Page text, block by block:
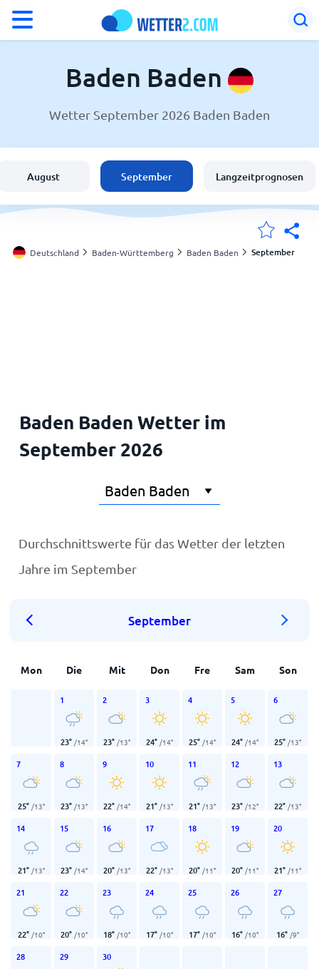
Wetter in Baden Baden
Schweiz
Österreich
Baden Baden
Wetter September 2026 Baden Baden
August September Langzeitprognosen
Deutschland Baden-Württemberg Baden Baden September
Baden Baden Wetter im
September 2026
Durchschnittswerte für das Wetter der letzten
Jahre im September
September
Mon Die Mit Don Fre Sam Son
1
23° /14°
2
23° /13°
3
24° /14°
4
25° /14°
5
24° /14°
6
25° /13°
7
25° /13°
8
23° /13°
9
22° /14°
10
21° /13°
11
21° /13°
12
23° /12°
13
22° /13°
14
21° /13°
15
23° /14°
16
20° /13°
17
22° /13°
18
20° /11°
19
20° /11°
20
21° /11°
21
22° /10°
22
20° /10°
23
18° /10°
24
17° /10°
25
17° /10°
26
16° /10°
27
16° /9°
28 29 30